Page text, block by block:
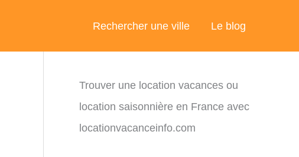
Rechercher une ville Le blog
Trouver une location vacances ou
location saisonnière en France avec
locationvacanceinfo.com